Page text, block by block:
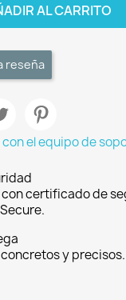
AL CARRITO
reseña
el equipo de
certificado de
y